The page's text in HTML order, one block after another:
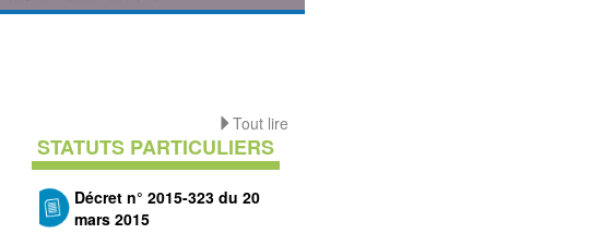
Tout lire
STATUTS PARTICULIERS
Décret n° 2015-323 du 20
mars 2015